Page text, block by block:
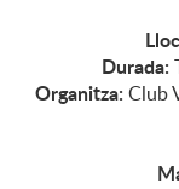
Durada:
Organitza: Club